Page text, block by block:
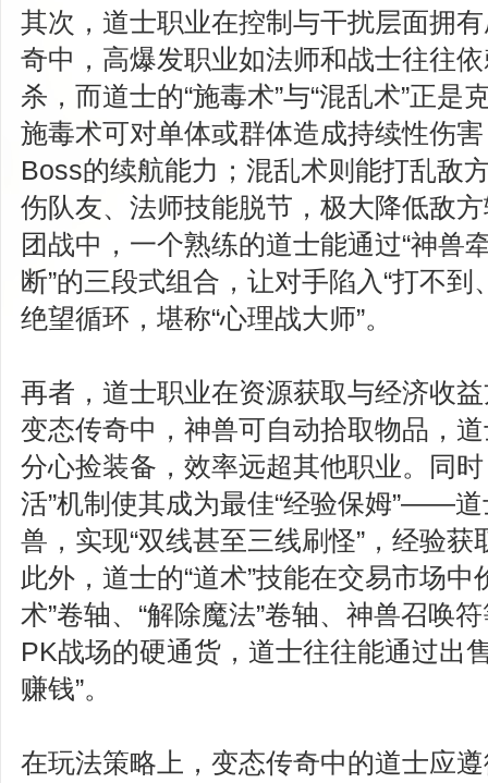
其次，道士职业在控制与干扰层面拥
奇中，高爆发职业如法师和战士往往
杀，而道士的“施毒术”与“混乱术”正是
施毒术可对单体或群体造成持续性伤
Boss的续航能力；混乱术则能打乱敌
伤队友、法师技能脱节，极大降低敌
团战中，一个熟练的道士能通过“神兽
断”的三段式组合，让对手陷入“打不到
绝望循环，堪称“心理战大师”。
再者，道士职业在资源获取与经济收
变态传奇中，神兽可自动拾取物品，
分心捡装备，效率远超其他职业。同时
活”机制使其成为最佳“经验保姆”——
兽，实现“双线甚至三线刷怪”，经验
此外，道士的“道术”技能在交易市场中
术”卷轴、“解除魔法”卷轴、神兽召唤
PK战场的硬通货，道士往往能通过出
赚钱”。
在玩法策略上，变态传奇中的道士应